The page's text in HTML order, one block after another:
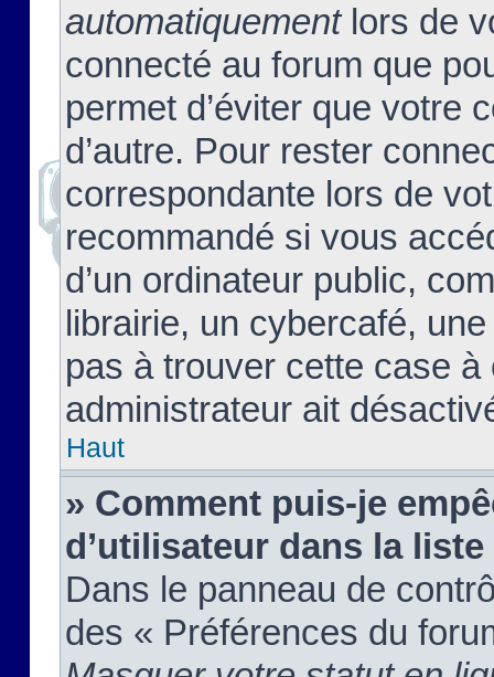
automatiquementlors de
connecté au forum que
permet d’éviter que votre
d’autre. Pour rester
correspondante lors de
recommandé si vous
d’un ordinateur public,
librairie, un cybercafé,
pas à trouver cette case à
administrateur ait
Haut
» Comment puis-je
d’utilisateur dans la
Dans le panneau de
des « Préférences du